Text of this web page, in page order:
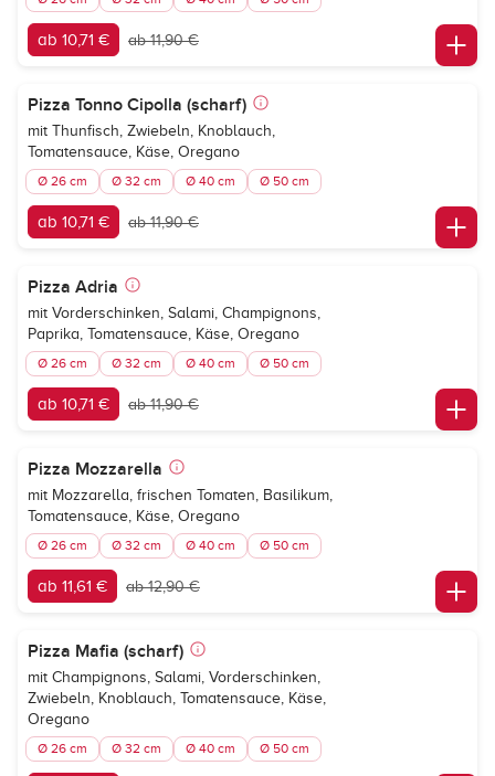
ab 10,71 € ab 11,90 €
Pizza Tonno Cipolla (scharf)
mit Thunfisch, Zwiebeln, Knoblauch,
Tomatensauce, Käse, Oregano
Ø 26 cm Ø 32 cm Ø 40 cm Ø 50 cm
ab 10,71 € ab 11,90 €
Pizza Adria
mit Vorderschinken, Salami, Champignons,
Paprika, Tomatensauce, Käse, Oregano
Ø 26 cm Ø 32 cm Ø 40 cm Ø 50 cm
ab 10,71 € ab 11,90 €
Pizza Mozzarella
mit Mozzarella, frischen Tomaten, Basilikum,
Tomatensauce, Käse, Oregano
Ø 26 cm Ø 32 cm Ø 40 cm Ø 50 cm
ab 11,61 € ab 12,90 €
Pizza Mafia (scharf)
mit Champignons, Salami, Vorderschinken,
Zwiebeln, Knoblauch, Tomatensauce, Käse,
Oregano
Ø 26 cm Ø 32 cm Ø 40 cm Ø 50 cm